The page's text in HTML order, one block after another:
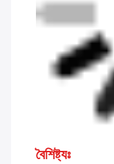
বৈশিষ্ট্যঃ